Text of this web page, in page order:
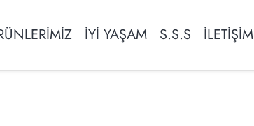
İYİ YAŞAM S.S.S İLETİŞİM